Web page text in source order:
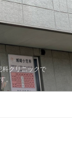
科クリニックで
。